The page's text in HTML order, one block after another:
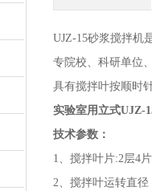
UJZ-15砂浆搅拌机
专院校、科研单位
具有搅拌叶按顺时
实验室用立式UJZ-
技术参数：
1、搅拌叶片:2层4
2、搅拌叶运转直径